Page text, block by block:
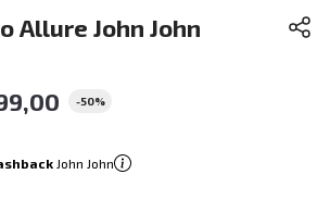
Allure John John
,00 -50%
John John